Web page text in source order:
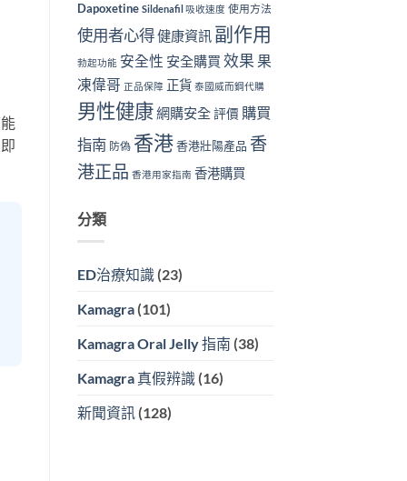
Dapoxetine Sildenafil 吸收速度 使用方法
使用者心得健康資訊 副作用
勃起功能 安全性 安全購買 效果 果
凍偉哥 正品保障 正貨 泰國威而鋼代購
男性健康網購安全 評價 購買
指南 防偽 香港 香港壯陽產品 香
港正品 香港用家指南 香港購買
分類
ED治療知識(23)
Kamagra(101)
Kamagra Oral Jelly 指南 (38)
Kamagra 真假辨識(16)
新聞資訊 (128)